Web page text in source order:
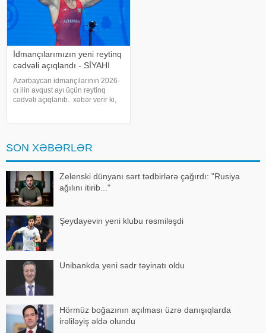
İdmançılarımızın yeni reytinq
cədvəli açıqlandı - SİYAHI
Azərbaycan idmançılarının 2026-
cı ilin avqust ayı üçün reytinq
cədvəli açıqlanıb. xəbər verir ki,
SON XƏBƏRLƏR
Zelenski dünyanı sərt tədbirlərə çağırdı: "Rusiya
ağılını itirib..."
Şeydayevin yeni klubu rəsmiləşdi
Unibankda yeni sədr təyinatı oldu
Hörmüz boğazının açılması üzrə danışıqlarda
irəliləyiş əldə olundu